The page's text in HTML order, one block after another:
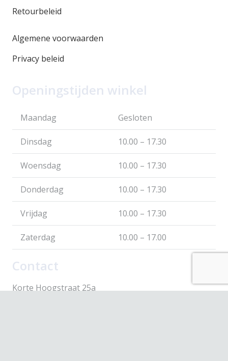
Retourbeleid
Algemene voorwaarden
Privacy beleid
Openingstijden winkel
Maandag Gesloten
Dinsdag 10.00 – 17.30
Woensdag 10.00 – 17.30
Donderdag 10.00 – 17.30
Vrijdag 10.00 – 17.30
Zaterdag 10.00 – 17.00
Contact
Korte Hoogstraat 25a